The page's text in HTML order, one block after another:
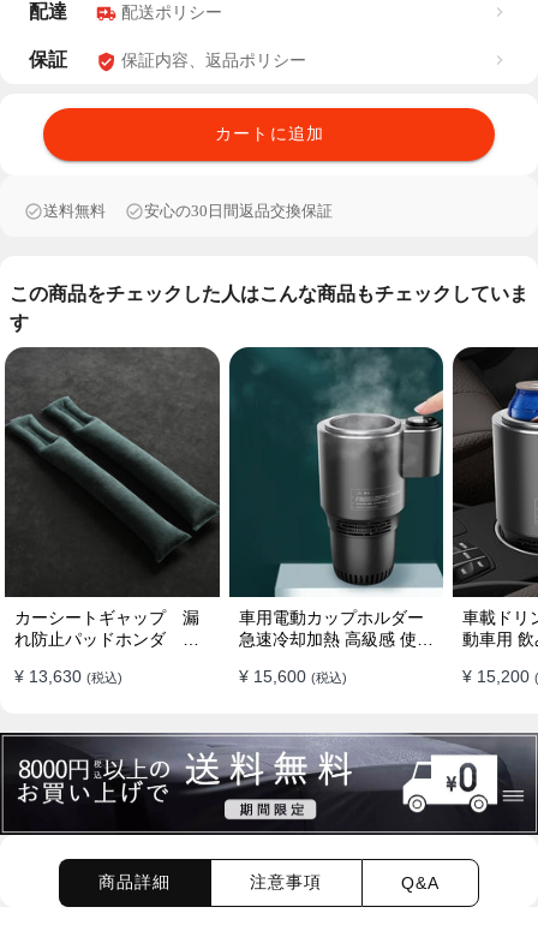
配達 配送ポリシー
保証 保証内容、返品ポリシー
カートに追加
送料無料 安心の30日間返品交換保証
この商品をチェックした人はこんな商品もチェックしていま
す
カーシートギャップ 漏
れ防止パッドホンダ シ
ション
¥ 13,630 (税込)
車用電動カップホルダー
急速冷却加熱 高級感 使い
¥ 15,600 (税込)
車載ドリ
動車用 飲
¥ 15,200
商品詳細 注意事項 Q&A